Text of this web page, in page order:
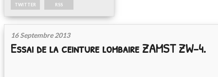
TWITTER RSS
16 Septembre 2013
Essai de la ceinture lombaire ZAMST ZW-4.